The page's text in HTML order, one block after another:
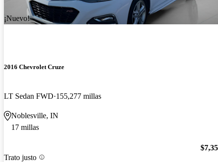
¡Nuevo!
2016 Chevrolet Cruze
LT Sedan FWD 155,277 millas
Noblesville, IN
17 millas
Trato justo